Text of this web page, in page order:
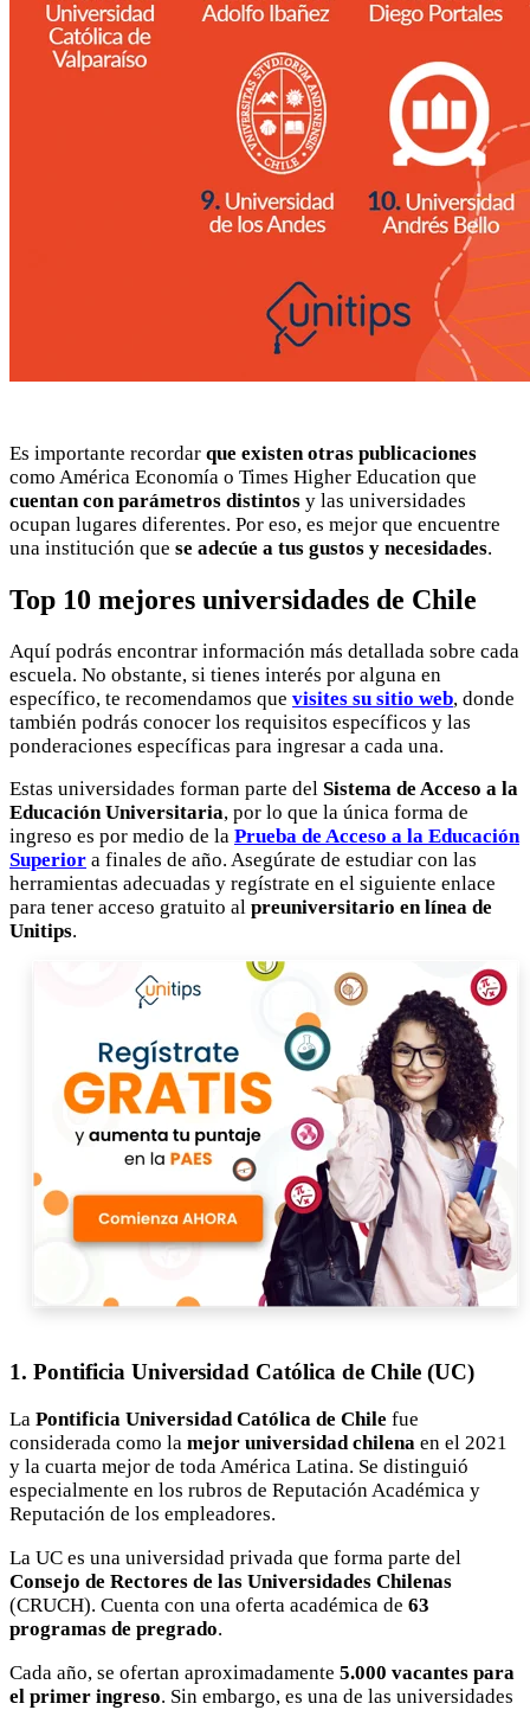
Es importante recordar que existen otras publicaciones
como América Economía o Times Higher Education que
cuentan con parámetros distintos y las universidades
ocupan lugares diferentes. Por eso, es mejor que encuentre
una institución que se adecúe a tus gustos y necesidades.
Top 10 mejores universidades de Chile
Aquí podrás encontrar información más detallada sobre cada
escuela. No obstante, si tienes interés por alguna en
específico, te recomendamos que visites su sitio web, donde
también podrás conocer los requisitos específicos y las
ponderaciones específicas para ingresar a cada una.
Estas universidades forman parte del Sistema de Acceso a la
Educación Universitaria, por lo que la única forma de
ingreso es por medio de la Prueba de Acceso a la Educación
Superior a finales de año. Asegúrate de estudiar con las
herramientas adecuadas y regístrate en el siguiente enlace
para tener acceso gratuito al preuniversitario en línea de
Unitips.
1. Pontificia Universidad Católica de Chile (UC)
La Pontificia Universidad Católica de Chile fue
considerada como la mejor universidad chilena en el 2021
y la cuarta mejor de toda América Latina. Se distinguió
especialmente en los rubros de Reputación Académica y
Reputación de los empleadores.
La UC es una universidad privada que forma parte del
Consejo de Rectores de las Universidades Chilenas
(CRUCH). Cuenta con una oferta académica de 63
programas de pregrado.
Cada año, se ofertan aproximadamente 5.000 vacantes para
el primer ingreso. Sin embargo, es una de las universidades